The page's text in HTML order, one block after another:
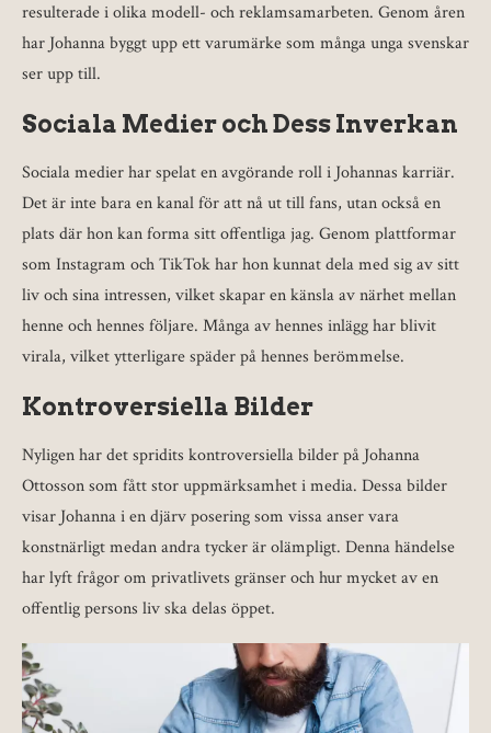
resulterade i olika modell- och reklamsamarbeten. Genom åren
har Johanna byggt upp ett varumärke som många unga svenskar
ser upp till.
Sociala Medier och Dess Inverkan
Sociala medier har spelat en avgörande roll i Johannas karriär.
Det är inte bara en kanal för att nå ut till fans, utan också en
plats där hon kan forma sitt offentliga jag. Genom plattformar
som Instagram och TikTok har hon kunnat dela med sig av sitt
liv och sina intressen, vilket skapar en känsla av närhet mellan
henne och hennes följare. Många av hennes inlägg har blivit
virala, vilket ytterligare späder på hennes berömmelse.
Kontroversiella Bilder
Nyligen har det spridits kontroversiella bilder på Johanna
Ottosson som fått stor uppmärksamhet i media. Dessa bilder
visar Johanna i en djärv posering som vissa anser vara
konstnärligt medan andra tycker är olämpligt. Denna händelse
har lyft frågor om privatlivets gränser och hur mycket av en
offentlig persons liv ska delas öppet.